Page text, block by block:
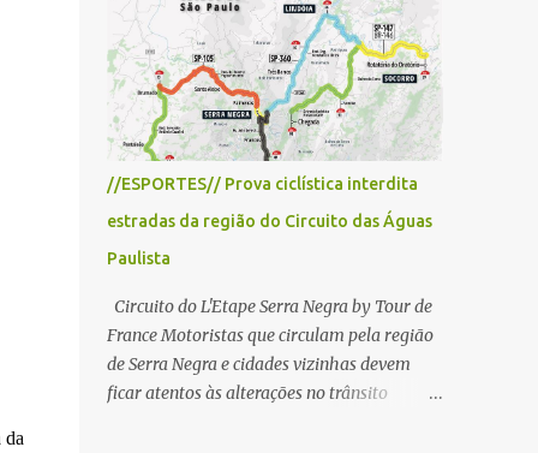
da
//ESPORTES// Prova ciclística interdita
estradas da região do Circuito das Águas
Paulista
Circuito do L'Etape Serra Negra by Tour de
France Motoristas que circulam pela região
de Serra Negra e cidades vizinhas devem
ficar atentos às alterações no trânsito